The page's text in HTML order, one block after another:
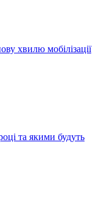
хвилю мобілізації
та якими будуть